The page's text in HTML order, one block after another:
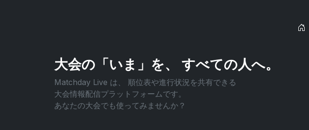
大会の「いま」を、 すべての人へ。
Matchday Live は、 順位表や進行状況を共有できる
大会情報配信プラットフォームです。
あなたの大会でも使ってみませんか？